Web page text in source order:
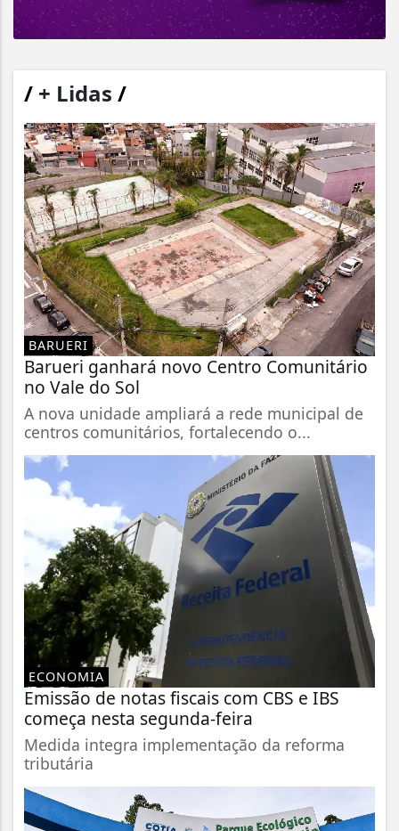
/ + Lidas /
BARUERI
Barueri ganhará novo Centro Comunitário
no Vale do Sol
A nova unidade ampliará a rede municipal de
centros comunitários, fortalecendo o...
ECONOMIA
Emissão de notas fiscais com CBS e IBS
começa nesta segunda-feira
Medida integra implementação da reforma
tributária